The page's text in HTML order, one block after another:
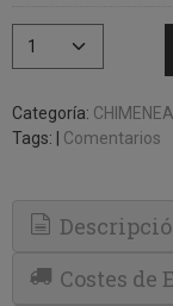
Categoría:
Tags:
Comentarios
Costes de